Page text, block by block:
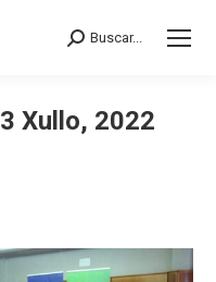
Search:
Buscar...
3 Xullo, 2022